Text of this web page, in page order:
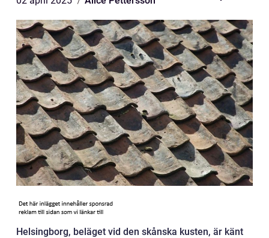
Helsingborg, beläget vid den skånska kusten, är känt